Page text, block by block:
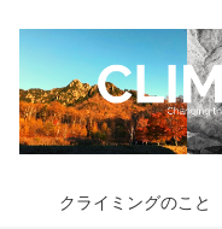
クライミングのこと